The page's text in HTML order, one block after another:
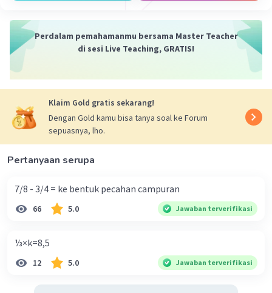
Perdalam pemahamanmu bersama Master Teacher
di sesi Live Teaching, GRATIS!
Klaim Gold gratis sekarang!
Dengan Gold kamu bisa tanya soal ke Forum
sepuasnya, lho.
Pertanyaan serupa
7/8 - 3/4 = ke bentuk pecahan campuran
66 5.0 Jawaban terverifikasi
⅓×k=8,5
12 5.0 Jawaban terverifikasi